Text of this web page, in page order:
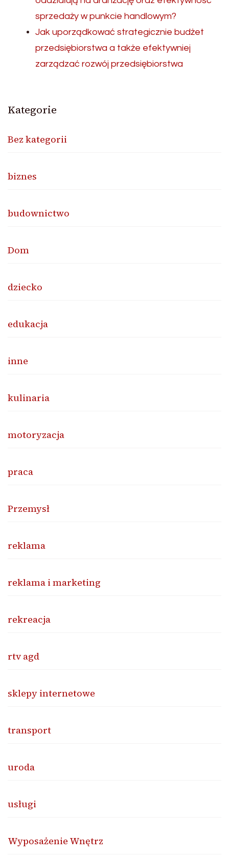
sprzedaży w punkcie handlowym?
Jak uporządkować strategicznie budżet
przedsiębiorstwa a także efektywniej
zarządzać rozwój przedsiębiorstwa
Kategorie
Bez kategorii
biznes
budownictwo
Dom
dziecko
edukacja
inne
kulinaria
motoryzacja
praca
Przemysł
reklama
reklama i marketing
rekreacja
rtv agd
sklepy internetowe
transport
uroda
usługi
Wyposażenie Wnętrz